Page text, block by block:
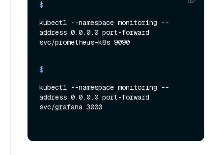
$
kubectl --namespace monitoring --
address 0.0.0.0 port-forward
svc/prometheus-k8s 9090
$
kubectl --namespace monitoring --
address 0.0.0.0 port-forward
svc/grafana 3000